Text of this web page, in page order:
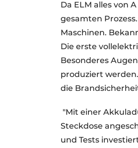
Da ELM alles von
gesamten
Maschinen.
Die erste
Besonderes
produziert
die
"Mit einer
Steckdose
und Tests